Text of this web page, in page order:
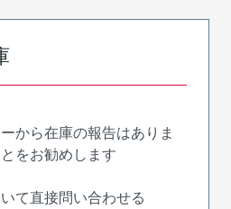
から在庫の報告はありま
をお勧めします
て直接問い合わせる